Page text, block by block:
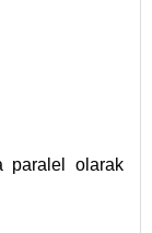
paralel olarak